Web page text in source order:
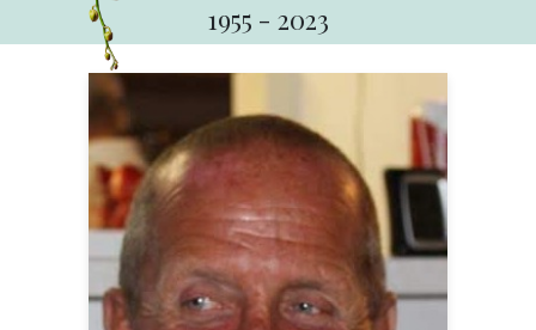
1955 - 2023